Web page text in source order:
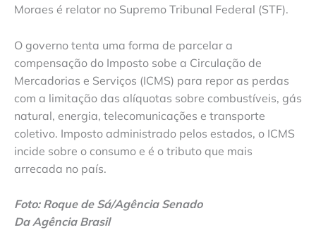
Moraes é relator no Supremo Tribunal Federal (STF).
O governo tenta uma forma de parcelar a
compensação do Imposto sobe a Circulação de
Mercadorias e Serviços (ICMS) para repor as perdas
com a limitação das alíquotas sobre combustíveis, gás
natural, energia, telecomunicações e transporte
coletivo. Imposto administrado pelos estados, o ICMS
incide sobre o consumo e é o tributo que mais
arrecada no país.
Foto: Roque de Sá/Agência Senado
Da Agência Brasil